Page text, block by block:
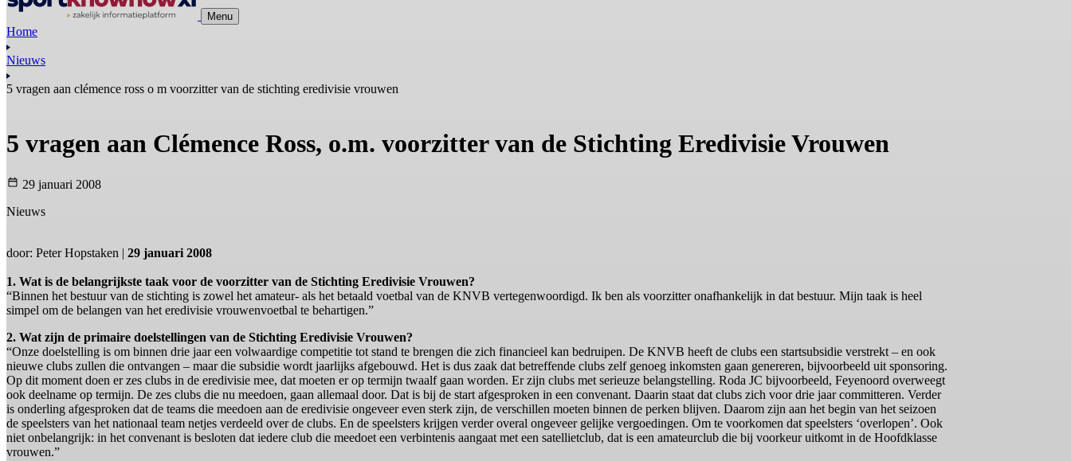
Menu
Home
Nieuws
5 vragen aan clémence ross o m voorzitter van de stichting eredivisie vrouwen
5 vragen aan Clémence Ross, o.m. voorzitter van de Stichting Eredivisie Vrouwen
29 januari 2008
Nieuws
door: Peter Hopstaken | 29 januari 2008
1. Wat is de belangrijkste taak voor de voorzitter van de Stichting Eredivisie Vrouwen?
“Binnen het bestuur van de stichting is zowel het amateur- als het betaald voetbal van de KNVB vertegenwoordigd. Ik ben als voorzitter onafhankelijk in dat bestuur. Mijn taak is heel
simpel om de belangen van het eredivisie vrouwenvoetbal te behartigen.”
2. Wat zijn de primaire doelstellingen van de Stichting Eredivisie Vrouwen?
“Onze doelstelling is om binnen drie jaar een volwaardige competitie tot stand te brengen die zich financieel kan bedruipen. De KNVB heeft de clubs een startsubsidie verstrekt – en ook
nieuwe clubs zullen die ontvangen – maar die subsidie wordt jaarlijks afgebouwd. Het is dus zaak dat betreffende clubs zelf genoeg inkomsten gaan genereren, bijvoorbeeld uit sponsoring.
Op dit moment doen er zes clubs in de eredivisie mee, dat moeten er op termijn twaalf gaan worden. Er zijn clubs met serieuze belangstelling. Roda JC bijvoorbeeld, Feyenoord overweegt
ook deelname op termijn. De zes clubs die nu meedoen, gaan allemaal door. Dat is bij de start afgesproken in een convenant. Daarin staat dat clubs zich voor drie jaar committeren. Verder
is onderling afgesproken dat de teams die meedoen aan de eredivisie ongeveer even sterk zijn, de verschillen moeten binnen de perken blijven. Daarom zijn aan het begin van het seizoen
de speelsters van het nationaal team netjes verdeeld over de clubs. En de speelsters krijgen verder overal ongeveer gelijke vergoedingen. Om te voorkomen dat speelsters ‘overlopen’. Ook
niet onbelangrijk: in het convenant is besloten dat iedere club die meedoet een verbintenis aangaat met een satellietclub, dat is een amateurclub die bij voorkeur uitkomt in de Hoofdklasse
vrouwen.”